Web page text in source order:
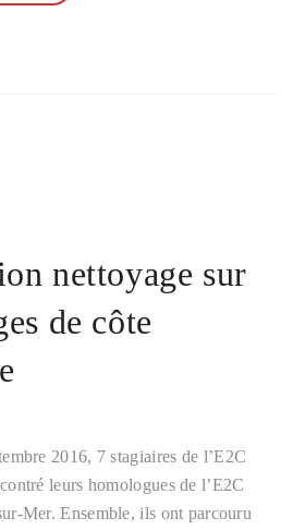
nettoyage sur
de côte
2016, 7 stagiaires de l’E2C
leurs homologues de l’E2C
Mer. Ensemble, ils ont parcouru